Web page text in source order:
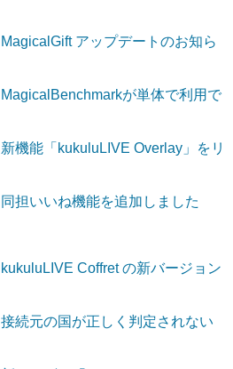
MagicalGift アップデートのお知ら
MagicalBenchmarkが単体で利用で
新機能「kukuluLIVE Overlay」をリ
同担いいね機能を追加しました
kukuluLIVE Coffret の新バージョン
接続元の国が正しく判定されない